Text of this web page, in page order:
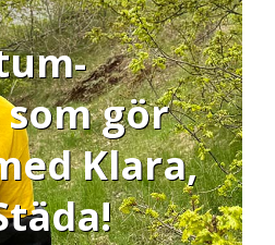
gör
Klara,